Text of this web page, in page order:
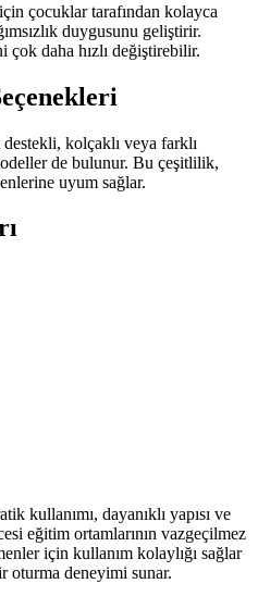
çocuklar tarafından kolayca
duygusunu geliştirir.
çok daha hızlı değiştirebilir.
destekli, kolçaklı veya farklı
de bulunur. Bu çeşitlilik,
uyum sağlar.
kullanımı, dayanıklı yapısı ve
eğitim ortamlarının vazgeçilmez
için kullanım kolaylığı sağlar
oturma deneyimi sunar.